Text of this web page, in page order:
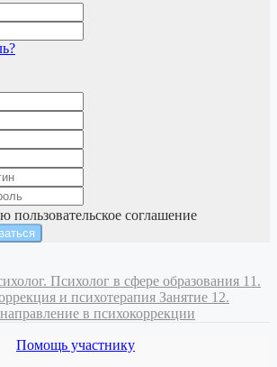
пользовательское соглашение
Психолог в сфере образования 11.
и психотерапия Занятие 12.
в психокоррекции
Помощь участнику